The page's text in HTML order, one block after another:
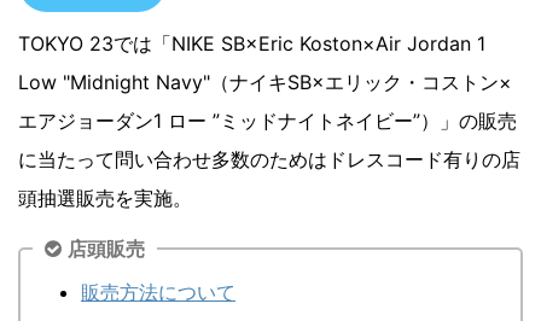
TOKYO 23では「NIKE SB×Eric Koston×Air Jordan 1
Low "Midnight Navy"（ナイキSB×エリック・コストン×
エアジョーダン1 ロー ”ミッドナイトネイビー”）」の販売
に当たって問い合わせ多数のためはドレスコード有りの店
頭抽選販売を実施。
店頭販売
販売方法について